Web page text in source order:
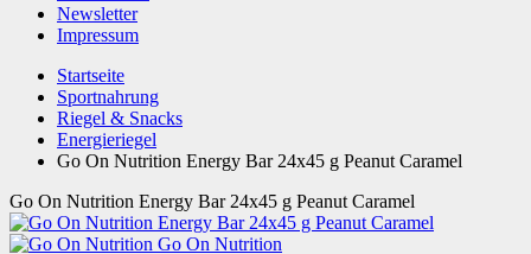
Newsletter
Impressum
Startseite
Sportnahrung
Riegel & Snacks
Energieriegel
Go On Nutrition Energy Bar 24x45 g Peanut Caramel
Go On Nutrition Energy Bar 24x45 g Peanut Caramel
Go On Nutrition